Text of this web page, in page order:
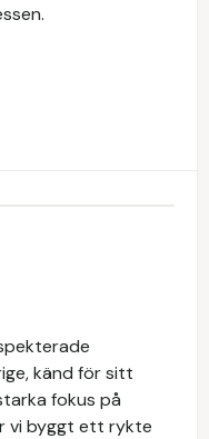
känd för sitt
fokus på
vi byggt ett rykte